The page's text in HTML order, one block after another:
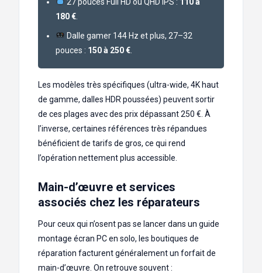
180 €
Dalle gamer 144 Hz et plus, 27–32
pouces : 150 à 250 €
Les modèles très spécifiques (ultra-wide, 4K haut
de gamme, dalles HDR poussées) peuvent sortir
de ces plages avec des prix dépassant 250 €. À
l’inverse, certaines références très répandues
bénéficient de tarifs de gros, ce qui rend
l’opération nettement plus accessible.
Main-d’œuvre et services
associés chez les réparateurs
Pour ceux qui n’osent pas se lancer dans un guide
montage écran PC en solo, les boutiques de
réparation facturent généralement un forfait de
main-d’œuvre. On retrouve souvent :